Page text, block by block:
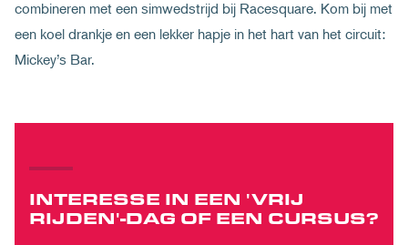
combineren met een simwedstrijd bij Racesquare. Kom bij met
een koel drankje en een lekker hapje in het hart van het circuit:
Mickey’s Bar.
INTERESSE IN EEN 'VRIJ
RIJDEN'-DAG OF EEN CURSUS?